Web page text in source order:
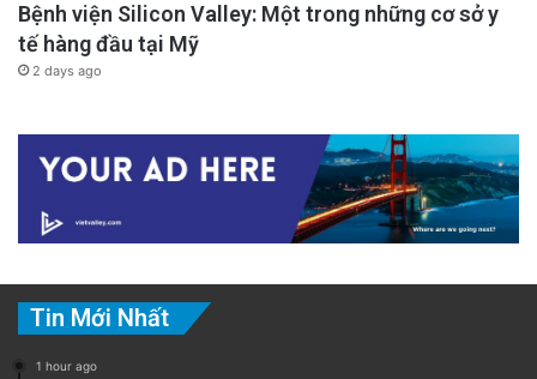
Bệnh viện Silicon Valley: Một trong những cơ sở y
tế hàng đầu tại Mỹ
2 days ago
Tin Mới Nhất
1 hour ago